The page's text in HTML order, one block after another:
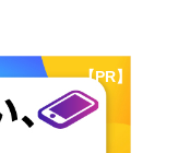
【PR】